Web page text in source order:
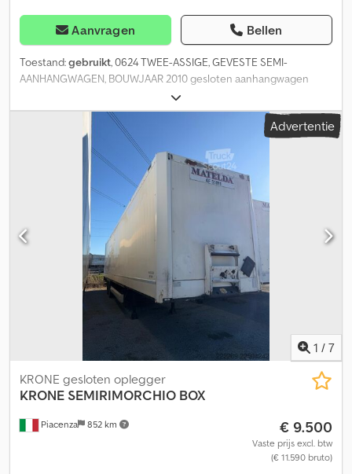
Aanvragen Bellen
Toestand:gebruikt, 0624 TWEE-ASSIGE, GEVESTE SEMI-
AANHANGWAGEN, BOUWJAAR 2010 gesloten aanhangwagen
Krone 2010 2 assen Saf-assen Dkodpfx Afjzr E I Uogsr
Schijfremmen Achterklep Banden 385/65-22.5 Lengte 13,60 m
Regelmatige keuring Kenteken: AF51110 Locatie: terrein in
PIACENZA Inruil mogelijk € 8.900, exclusief BTW
Advertentie
1 / 7
Piacenza 852 km
KRONE gesloten oplegger
KRONE SEMIRIMORCHIO BOX
€ 9.500
Vaste prijs excl. btw
(€ 11.590 bruto)